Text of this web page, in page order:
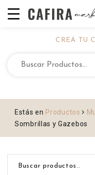
CREÁ TU
Estás en Productos
Sombrillas y Gazebos
Buscar productos..